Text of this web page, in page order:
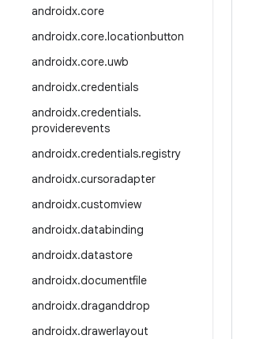
androidx.core
androidx.core.locationbutton
androidx.core.uwb
androidx.credentials
androidx.credentials.
providerevents
androidx.credentials.registry
androidx.cursoradapter
androidx.customview
androidx.databinding
androidx.datastore
androidx.documentfile
androidx.draganddrop
androidx.drawerlayout